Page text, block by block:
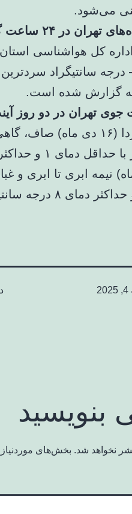
می‌شود.
در ۲۴ ساعت گذشته
کل هواشناسی استان
دمای ۱۱ – درجه سانتیگراد
تهران در دو روز
آسمان تهران فردا (۱۶ دی
(۱۷ دی‌ماه) نیمه ابری تا
بنویسید
نخواهد شد. بخش‌های